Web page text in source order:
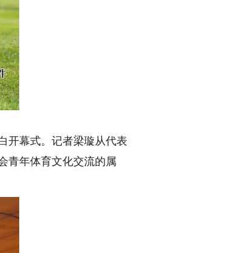
幕式。记者梁璇从代表
青年体育文化交流的属